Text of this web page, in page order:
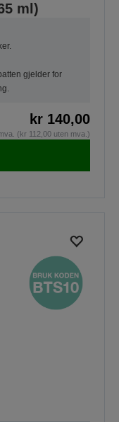
ml)
gjelder for
kr 140,00
(kr 112,00 uten mva.)